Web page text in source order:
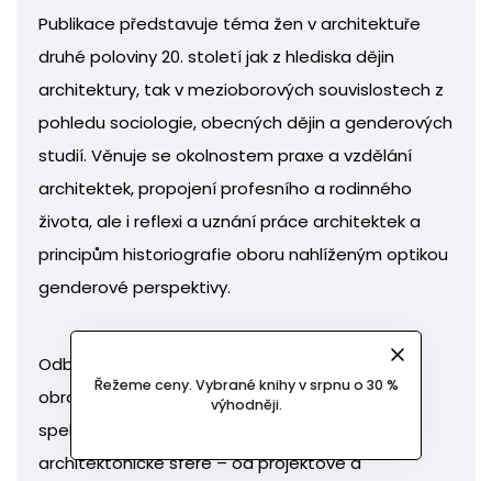
Řežeme ceny. Vybrané knihy v srpnu o 30 %
výhodněji.
Publikace představuje téma žen v architektuře
druhé poloviny 20. století jak z hlediska dějin
architektury, tak v mezioborových souvislostech z
pohledu sociologie, obecných dějin a genderových
studií. Věnuje se okolnostem praxe a vzdělání
architektek, propojení profesního a rodinného
života, ale i reflexi a uznání práce architektek a
principům historiografie oboru nahlíženým optikou
genderové perspektivy.
Odborné studie v knize doplňuje komentovaná
obrazová příloha, která představuje široké
spektrum děl a aktivit žen činných v
architektonické sféře – od projektové a